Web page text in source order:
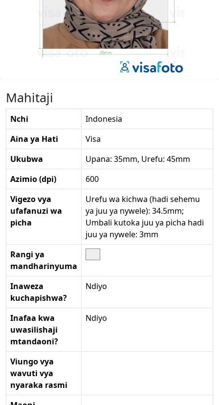
Mahitaji
Nchi
Indonesia
Aina ya Hati
Visa
Ukubwa
Upana: 35mm, Urefu: 45mm
Azimio (dpi)
600
Vigezo vya
ufafanuzi wa
picha
Urefu wa kichwa (hadi sehemu
ya juu ya nywele): 34.5mm;
Umbali kutoka juu ya picha hadi
juu ya nywele: 3mm
Rangi ya
mandharinyuma
Inaweza
kuchapishwa?
Ndiyo
Inafaa kwa
uwasilishaji
mtandaoni?
Ndiyo
Viungo vya
wavuti vya
nyaraka rasmi